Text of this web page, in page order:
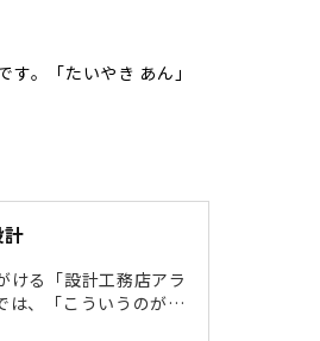
。「たいやき あん」
ける「設計工務店アラ
は、「こういうのが好